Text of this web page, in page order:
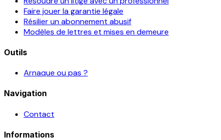
Faire jouer la garantie légale
Résilier un abonnement abusif
Modèles de lettres et mises en demeure
Outils
Arnaque ou pas ?
Navigation
Contact
Informations